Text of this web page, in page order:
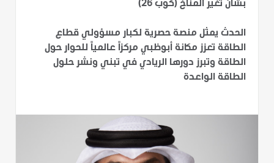
بشأن تغير المناخ (كوب 26)
الحدث يمثل منصة حصرية لكبار مسؤولي قطاع
الطاقة تعزز مكانة أبوظبي مركزاً عالمياً للحوار حول
الطاقة وتبرز دورها الريادي في تبني ونشر حلول
الطاقة الواعدة